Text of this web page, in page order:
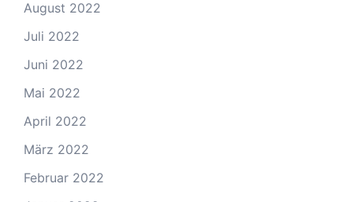
August 2022
Juli 2022
Juni 2022
Mai 2022
April 2022
März 2022
Februar 2022